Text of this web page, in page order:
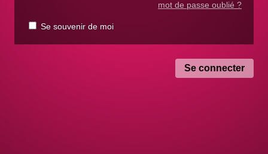
mot de passe oublié ?
Se souvenir de moi